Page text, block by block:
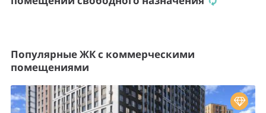
Популярные ЖК с коммерческими
помещениями